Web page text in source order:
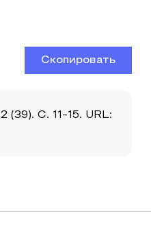
Скопировать
(39). С. 11-15. URL: